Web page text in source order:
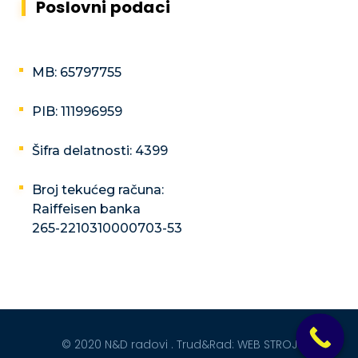
Poslovni podaci
MB: 65797755
PIB: 111996959
Šifra delatnosti: 4399
Broj tekućeg računa:
Raiffeisen banka
265-2210310000703-53
© 2020 N&D radovi . Trud&Rad: WEB STROJ